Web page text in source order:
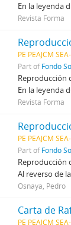
En la leyenda
Revista Forma
PE PEAJCM
Part ofFondo
Reproducción
En la leyenda
Revista Forma
PE PEAJCM
Part ofFondo
Reproducción
Al reverso de
Osnaya, Pedro
Carta de
PE PEAJCM